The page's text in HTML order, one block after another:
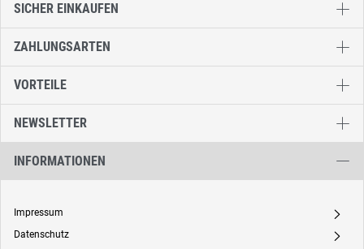
SICHER EINKAUFEN
ZAHLUNGSARTEN
VORTEILE
NEWSLETTER
INFORMATIONEN
Impressum A
Datenschutz A